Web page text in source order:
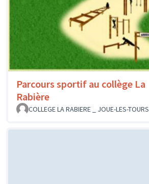
Parcours sportif au collège La
Rabière
COLLEGE LA RABIERE _ JOUE-LES-TOURS